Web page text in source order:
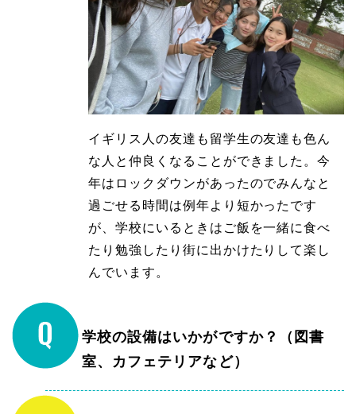
イギリス人の友達も留学生の友達も色ん
な人と仲良くなることができました。今
年はロックダウンがあったのでみんなと
過ごせる時間は例年より短かったです
が、学校にいるときはご飯を一緒に食べ
たり勉強したり街に出かけたりして楽し
んでいます。
学校の設備はいかがですか？（図書
室、カフェテリアなど）